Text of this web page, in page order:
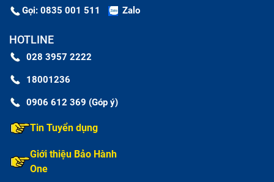
Gọi: 0835 001 511 Zalo
HOTLINE
028 3957 2222
18001236
0906 612 369 (Góp ý)
Tin Tuyển dụng
Giới thiệu Bảo Hành
One